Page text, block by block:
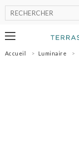
Accueil Luminaire